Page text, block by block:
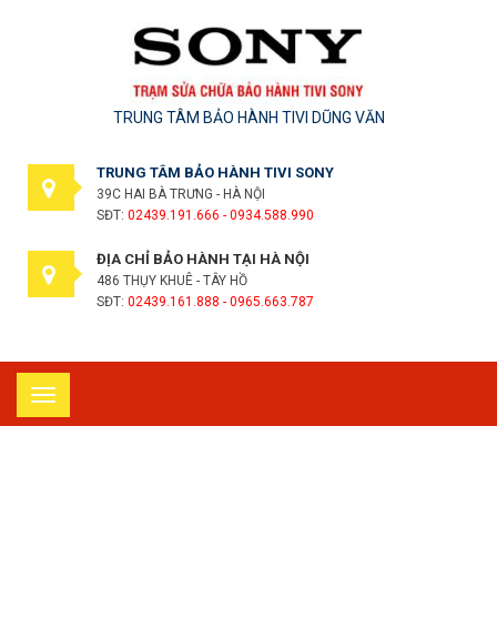
TRUNG TÂM BẢO HÀNH TIVI DŨNG VĂN
TRUNG TÂM BẢO HÀNH TIVI SONY
39C HAI BÀ TRƯNG - HÀ NỘI
SĐT: 02439.191.666 - 0934.588.990
ĐỊA CHỈ BẢO HÀNH TẠI HÀ NỘI
486 THỤY KHUÊ - TÂY HỒ
SĐT: 02439.161.888 - 0965.663.787
Toggle
navigation